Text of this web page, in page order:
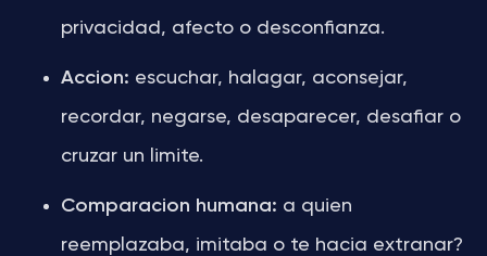
privacidad, afecto o desconfianza.
Accion: escuchar, halagar, aconsejar,
recordar, negarse, desaparecer, desafiar o
cruzar un limite.
Comparacion humana: a quien
reemplazaba, imitaba o te hacia extranar?